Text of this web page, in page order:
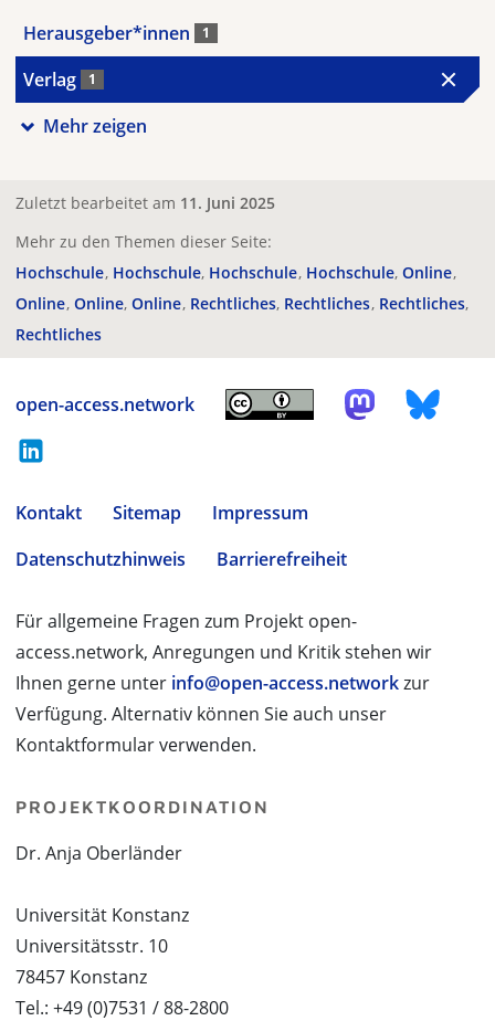
Herausgeber*innen 1
Verlag 1
Mehr zeigen
Zuletzt bearbeitet am 11. Juni 2025
Mehr zu den Themen dieser Seite:
Hochschule Hochschule Hochschule Hochschule Online
Online Online Online Rechtliches Rechtliches Rechtliches
Rechtliches
open-access.network
Kontakt Sitemap
Impressum
Datenschutzhinweis
Barrierefreiheit
Für allgemeine Fragen zum Projekt open-
access.network, Anregungen und Kritik stehen wir
Ihnen gerne unter info@open-access.networkzur
Verfügung. Alternativ können Sie auch unser
Kontaktformular verwenden.
PROJEKTKOORDINATION
Dr. Anja Oberländer
Universität Konstanz
Universitätsstr. 10
78457 Konstanz
Tel.: +49 (0)7531 / 88-2800